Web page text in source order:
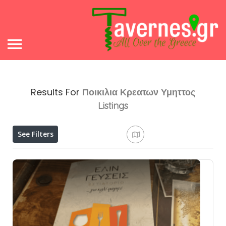
Results For Ποικιλια Κρεατων Υμηττος
Listings
See Filters